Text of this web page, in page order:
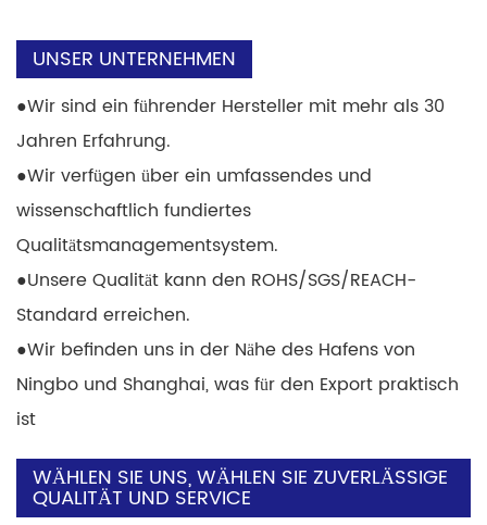
UNSER UNTERNEHMEN
●Wir sind ein führender Hersteller mit mehr als 30
Jahren Erfahrung.
●Wir verfügen über ein umfassendes und
wissenschaftlich fundiertes
Qualitätsmanagementsystem.
●Unsere Qualität kann den ROHS/SGS/REACH-
Standard erreichen.
●Wir befinden uns in der Nähe des Hafens von
Ningbo und Shanghai, was für den Export praktisch
ist
WÄHLEN SIE UNS, WÄHLEN SIE ZUVERLÄSSIGE
QUALITÄT UND SERVICE